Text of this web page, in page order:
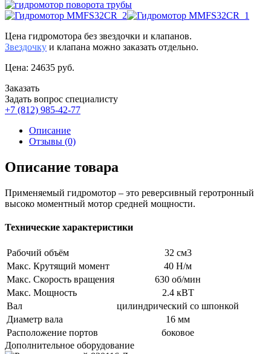
Цена гидромотора без звездочки и клапанов.
Звездочку и клапана можно заказать отдельно.
Цена: 24635 руб.
Заказать
Задать вопрос специалисту
+7 (812) 985-42-77
Описание
Отзывы (0)
Описание товара
Применяемый гидромотор – это реверсивный геротронный
высоко моментный мотор средней мощности.
Технические характеристики
Рабочий объём
32 см3
Макс. Крутящий момент
40 Н/м
Макс. Скорость вращения
630 об/мин
Макс. Мощность
2.4 кВТ
Вал
цилиндрический со шпонкой
Диаметр вала
16 мм
Расположение портов
боковое
Дополнительное оборудование